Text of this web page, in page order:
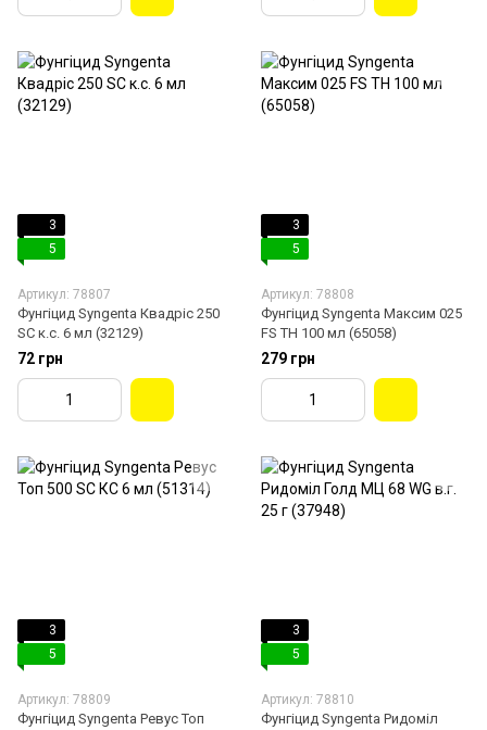
3
5
Артикул: 78807
Фунгіцид Syngenta Квадріс 250
SC к.с. 6 мл (32129)
72 грн
3
5
Артикул: 78808
Фунгіцид Syngenta Максим 025
FS TH 100 мл (65058)
279 грн
3
5
Артикул: 78809
Фунгіцид Syngenta Ревус Топ
3
5
Артикул: 78810
Фунгіцид Syngenta Ридоміл